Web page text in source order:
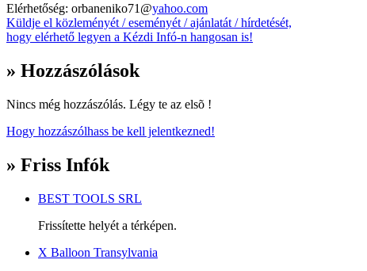
Elérhetőség: orbaneniko71@yahoo.com
Küldje el közleményét / eseményét / ajánlatát / hírdetését,
hogy elérhető legyen a Kézdi Infó-n hangosan is!
» Hozzászólások
Nincs még hozzászólás. Légy te az elsõ !
Hogy hozzászólhass be kell jelentkezned!
» Friss Infók
BEST TOOLS SRL
Frissítette helyét a térképen.
X Balloon Transylvania